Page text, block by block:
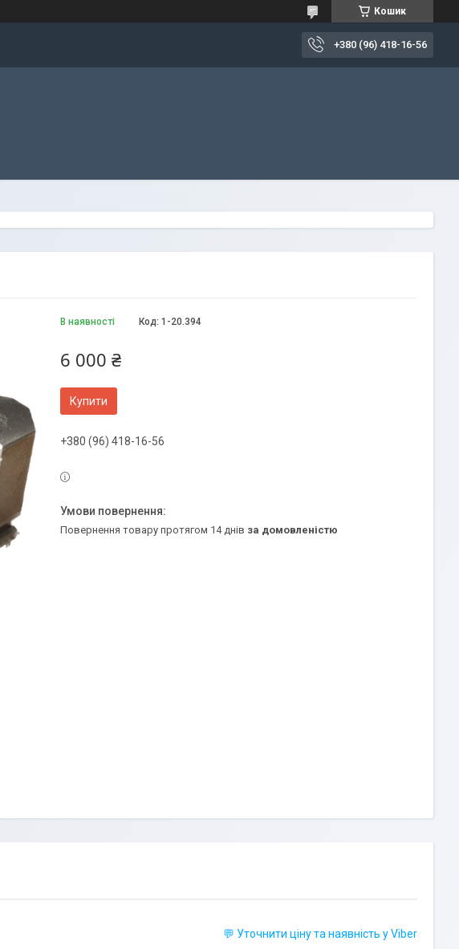
Кошик
+380 (96) 418-16-56
В наявності Код: 1-20.394
6 000 ₴
Купити
+380 (96) 418-16-56
повернення товару протягом 14 днів за домовленістю
💬 Уточнити ціну та наявність у Viber